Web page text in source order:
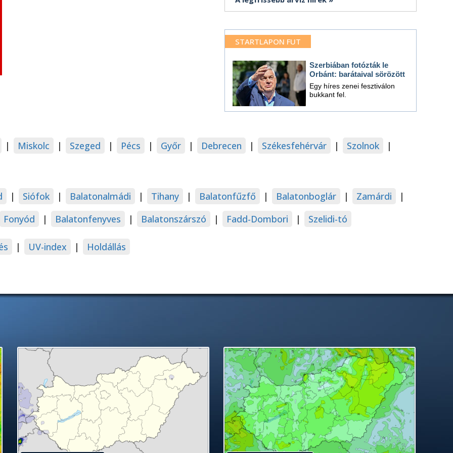
STARTLAPON FUT
Szerbiában fotózták le
Orbánt: barátaival sörözött
Egy híres zenei fesztiválon
bukkant fel.
| Miskolc | Szeged | Pécs | Győr | Debrecen | Székesfehérvár | Szolnok
|
| Siófok | Balatonalmádi | Tihany | Balatonfűzfő | Balatonboglár | Zamárdi
|
Fonyód | Balatonfenyves | Balatonszárszó | Fadd-Dombori | Szelidi-tó
| UV-index | Holdállás